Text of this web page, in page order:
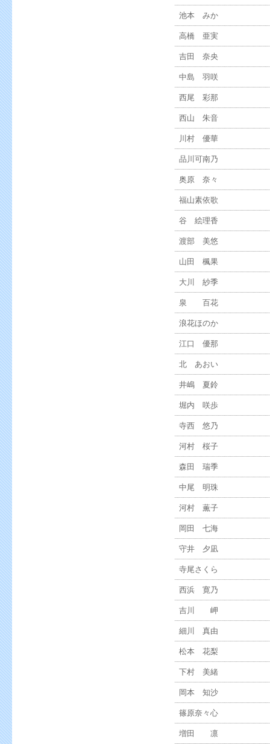
池本 みか
高橋 亜実
吉田 奈央
中島 羽咲
西尾 彩那
西山 朱音
川村 優華
品川可南乃
奥原 奈々
福山素依歌
谷 絵理香
渡部 美悠
山田 楓果
大川 紗季
泉 百花
浪花ほのか
江口 優那
北 あおい
井嶋 夏鈴
堀内 咲歩
寺西 悠乃
河村 桜子
森田 瑞季
中尾 明珠
河村 薫子
岡田 七海
守井 夕凪
寺尾さくら
西浜 寛乃
吉川 岬
細川 真由
松本 花梨
下村 美緒
岡本 知沙
篠原奈々心
増田 凛